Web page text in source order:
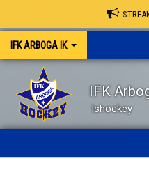
IFK ARBOGA IK
IFK
Ishockey